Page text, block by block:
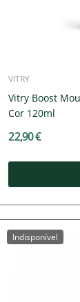
VITRY
Vitry Boost
Cor 120ml
22,90 €
Indisponível